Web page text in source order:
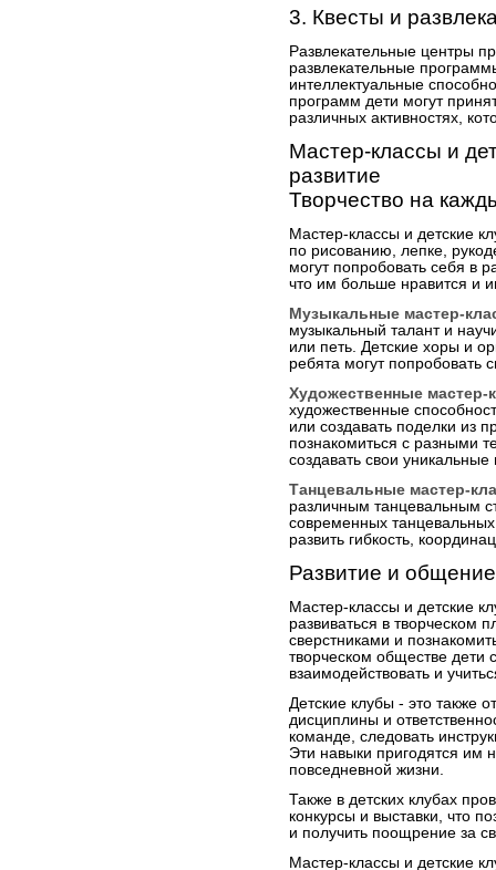
3. Квесты и
Развлекательные центры
развлекательные
интеллектуальные
программ дети могут
различных активностях,
Мастер-классы и
развитие
Творчество на
Мастер-классы и детские
по рисованию, лепке,
могут попробовать себя в
что им больше нравится и
Музыкальные мастер-
музыкальный талант и
или петь. Детские хоры и
ребята могут попробовать
Художественные мастер-
художественные
или создавать поделки из
познакомиться с разными
создавать свои
Танцевальные мастер-
различным танцевальным
современных
развить гибкость,
Развитие и общение
Мастер-классы и детские
развиваться в творческом
сверстниками и
творческом обществе дети
взаимодействовать и
Детские клубы - это также
дисциплины и
команде, следовать
Эти навыки пригодятся им
повседневной жизни.
Также в детских клубах
конкурсы и выставки, что
и получить поощрение за
Мастер-классы и детские